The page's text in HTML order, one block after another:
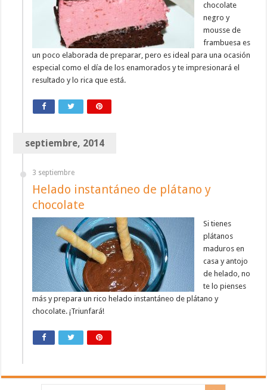
chocolate
negro y
mousse de
frambuesa es
un poco elaborada de preparar, pero es ideal para una ocasión
especial como el día de los enamorados y te impresionará el
resultado y lo rica que está.
septiembre, 2014
3 septiembre
Helado instantáneo de plátano y
chocolate
Si tienes
plátanos
maduros en
casa y antojo
de helado, no
te lo pienses
más y prepara un rico helado instantáneo de plátano y
chocolate. ¡Triunfará!